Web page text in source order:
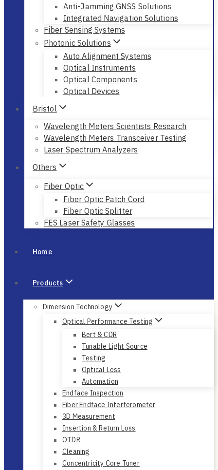
Anti-Jamming GNSS Solutions
Integrated Navigation Solutions
Fiber Sensing Systems
Photonic Solutions
Auto Alignment Systems
Optical Instruments
Optical Components
Optical Devices
Bristol
Wavelength Meters Scientists Research
Wavelength Meters Transceiver Testing
Laser Spectrum Analyzers
Others
Fiber Optic
Fiber Optic Patch Cord
Fiber Optic Splitter
FES Laser Safety Glasses
Home
Products
Dimension Technology
Optical Performance Testing
Bert & CDR
Tunable Light Source
Testing
Optical Loss
Automation
Endface Inspection
Fiber Endface Interferometer
3D Measurement
Insertion & Return Loss
OTDR
Cleaning
Concentricity Core Tuner